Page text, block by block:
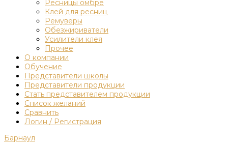
Ресницы омбре
Клей для ресниц
Ремуверы
Обезжириватели
Усилители клея
Прочее
О компании
Обучение
Представители школы
Представители продукции
Стать представителем продукции
Список желаний
Сравнить
Логин / Регистрация
Барнаул